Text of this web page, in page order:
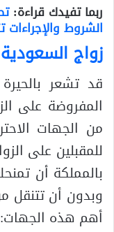
ربما تفيدك قراءة:
الشروط
زواج
قد تشعر
المفروضة على
من الجهات
للمقبلين على
بالمملكة أن
وبدون أن تتنقل
أهم هذه الجهات: